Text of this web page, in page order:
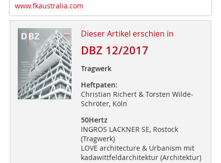
www.fkaustralia.com
Dieser Artikel erschien in
DBZ 12/2017
Tragwerk
Heftpaten:
Christian Richert & Torsten Wilde-
Schröter, Köln
50Hertz
INGROS LACKNER SE, Rostock
(Tragwerk)
LOVE architecture & Urbanism mit
kadawittfeldarchitektur (Architektur)